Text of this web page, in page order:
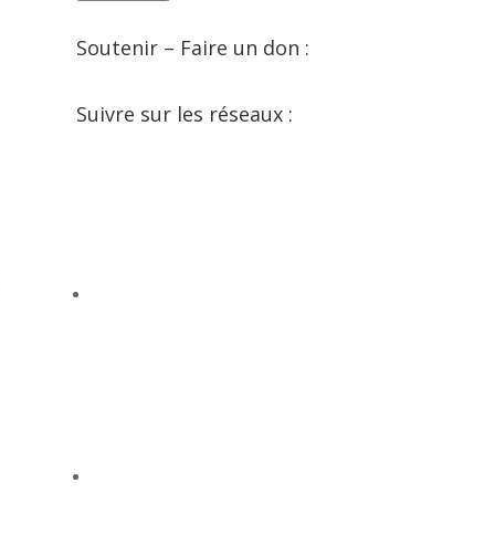
Soutenir – Faire un don :
Suivre sur les réseaux :